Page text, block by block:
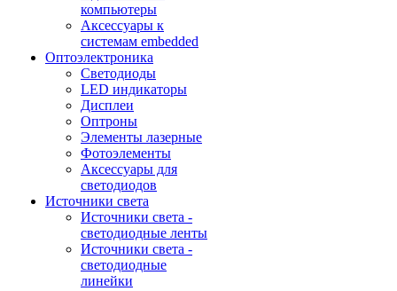
компьютеры
Аксессуары к
системам embedded
Oптоэлектроника
Светодиоды
LED индикаторы
Дисплеи
Оптроны
Элементы лазерные
Фотоэлементы
Аксессуары для
светодиодов
Источники света
Источники света -
светодиодные ленты
Источники света -
светодиодные
линейки